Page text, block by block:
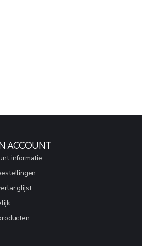
ACCOUNT
informatie